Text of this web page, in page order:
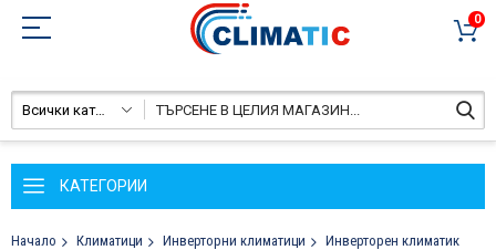
0
Всички категории
КАТЕГОРИИ
Начало Климатици Инверторни климатици
Инверторен климатик